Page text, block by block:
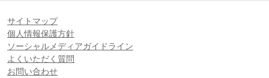
サイトマップ
個人情報保護方針
ソーシャルメディアガイドライン
よくいただく質問
お問い合わせ